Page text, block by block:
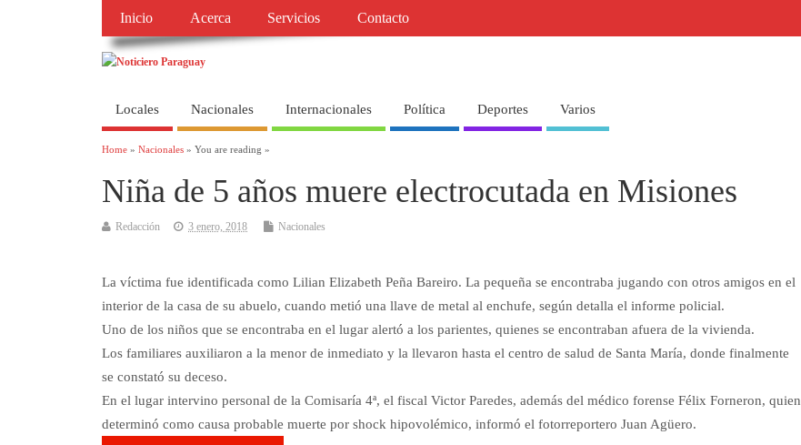
Inicio Acerca Servicios Contacto
Locales Nacionales Internacionales Política Deportes Varios
Home » Nacionales » You are reading »
Niña de 5 años muere electrocutada en Misiones
Redacción 3 enero, 2018 Nacionales
La víctima fue identificada como Lilian Elizabeth Peña Bareiro. La pequeña se encontraba jugando con otros amigos en el
interior de la casa de su abuelo, cuando metió una llave de metal al enchufe, según detalla el informe policial.
Uno de los niños que se encontraba en el lugar alertó a los parientes, quienes se encontraban afuera de la vivienda.
Los familiares auxiliaron a la menor de inmediato y la llevaron hasta el centro de salud de Santa María, donde finalmente
se constató su deceso.
En el lugar intervino personal de la Comisaría 4ª, el fiscal Victor Paredes, además del médico forense Félix Forneron, quien
determinó como causa probable muerte por shock hipovolémico, informó el fotorreportero Juan Agüero.